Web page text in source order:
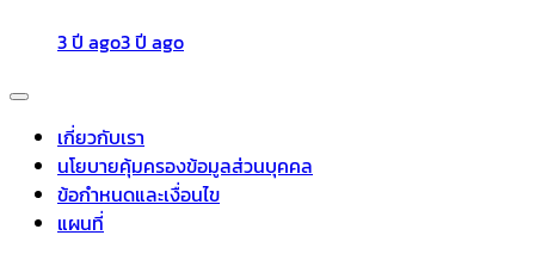
3 ปี ago3 ปี ago
เกี่ยวกับเรา
นโยบายคุ้มครองข้อมูลส่วนบุคคล
ข้อกำหนดและเงื่อนไข
แผนที่